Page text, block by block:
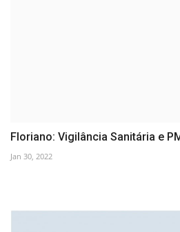
Floriano: Vigilância Sanitária e
Jan 30, 2022